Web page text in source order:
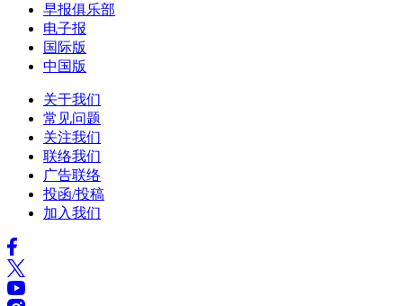
早报俱乐部
电子报
国际版
中国版
关于我们
常见问题
关注我们
联络我们
广告联络
投函/投稿
加入我们